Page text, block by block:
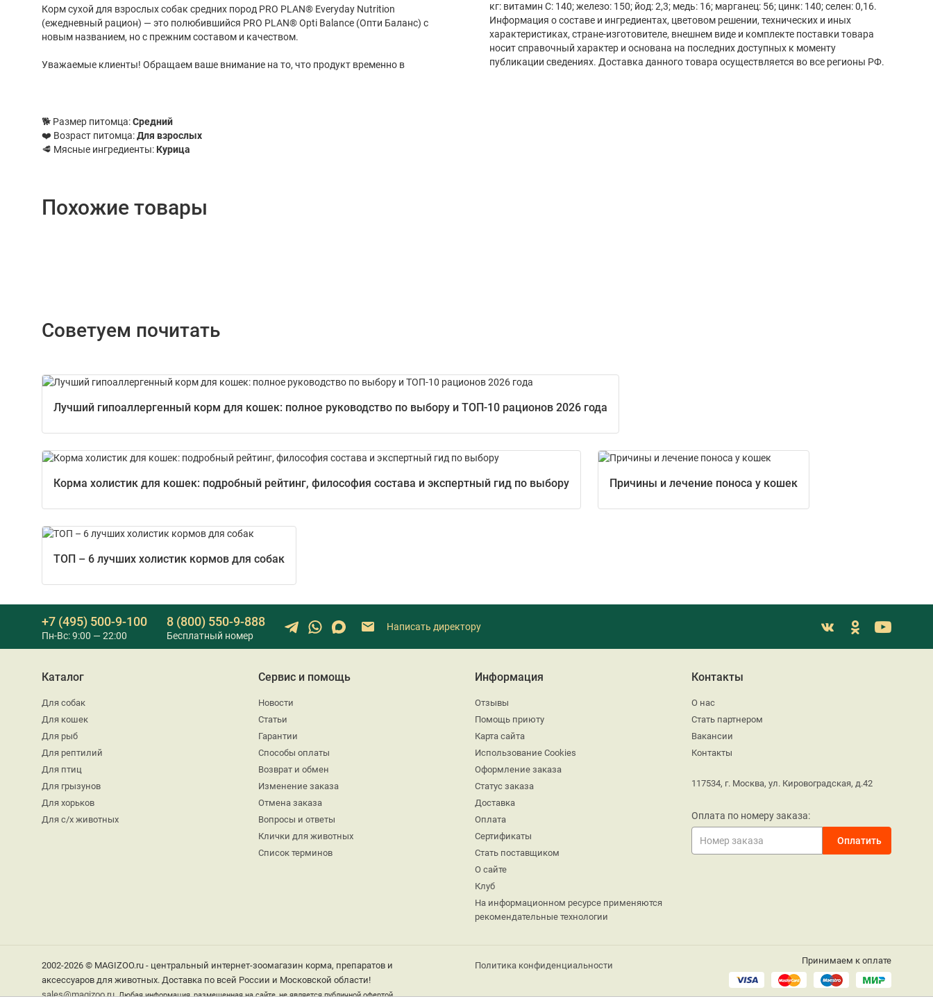
Корм сухой для взрослых собак средних пород PRO PLAN® Everyday Nutrition
(ежедневный рацион) — это полюбившийся PRO PLAN® Opti Balance (Опти Баланс) с
новым названием, но с прежним составом и качеством.
Уважаемые клиенты! Обращаем ваше внимание на то, что продукт временно в
кг: витамин C: 140; железо: 150; йод: 2,3; медь: 16; марганец: 56; цинк: 140; селен: 0,16.
Информация о составе и ингредиентах, цветовом решении, технических и иных
характеристиках, стране-изготовителе, внешнем виде и комплекте поставки товара
носит справочный характер и основана на последних доступных к моменту
публикации сведениях. Доставка данного товара осуществляется во все регионы РФ.
🐕 Размер питомца:Средний
❤️ Возраст питомца:Для взрослых
🥩 Мясные ингредиенты: Курица
Похожие товары
Советуем почитать
Лучший гипоаллергенный корм для кошек: полное руководство по выбору и ТОП-10 рационов 2026 года
Корма холистик для кошек: подробный рейтинг, философия состава и экспертный гид по выбору Причины и лечение поноса у кошек
ТОП – 6 лучших холистик кормов для собак
+7 (495) 500-9-100
Пн-Вс: 9:00 — 22:00
8 (800) 550-9-888
Бесплатный номер
Написать директору
Каталог
Для собак
Для кошек
Для рыб
Для рептилий
Для птиц
Для грызунов
Для хорьков
Для с/х животных
Сервис и помощь
Новости
Статьи
Гарантии
Способы оплаты
Возврат и обмен
Изменение заказа
Отмена заказа
Вопросы и ответы
Клички для животных
Список терминов
Информация
Отзывы
Помощь приюту
Карта сайта
Использование Cookies
Оформление заказа
Статус заказа
Доставка
Оплата
Сертификаты
Стать поставщиком
О сайте
Клуб
На информационном ресурсе применяются
рекомендательные технологии
Контакты
О нас
Стать партнером
Вакансии
Контакты
117534, г. Москва, ул. Кировоградская, д.42
Оплата по номеру заказа:
2002-2026 © MAGIZOO.ru - центральный интернет-зоомагазин корма, препаратов и
аксессуаров для животных. Доставка по всей России и Московской области!
sales@magizoo.ru Любая информация, размещенная на сайте, не является публичной офертой.
Политика конфиденциальности Принимаем к оплате